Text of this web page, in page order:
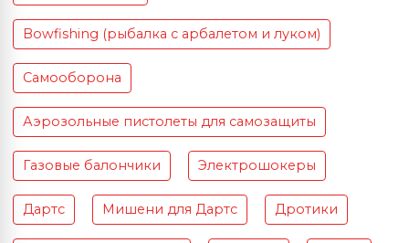
Bowfishing (рыбалка с арбалетом и луком)
Самооборона
Аэрозольные пистолеты для самозащиты
Газовые балончики Электрошокеры
Дартс Мишени для Дартс Дротики